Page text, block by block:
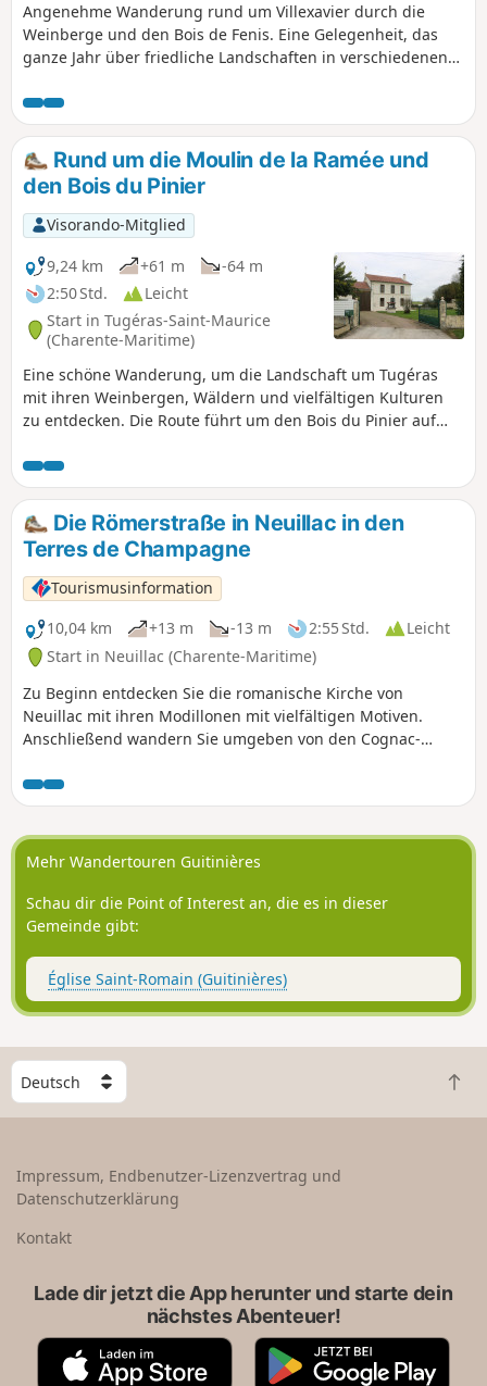
Angenehme Wanderung rund um Villexavier durch die
Weinberge und den Bois de Fenis. Eine Gelegenheit, das
ganze Jahr über friedliche Landschaften in verschiedenen
Erbes zu entdecken. Der Weg auf beiden Seiten des Maine
verschönert das Ende der Strecke.
Rund um die Moulin de la Ramée und
den Bois du Pinier
Visorando-Mitglied
9,24 km
+61 m
-64 m
2:50 Std.
Leicht
Start in Tugéras-Saint-Maurice
(Charente-Maritime)
Eine schöne Wanderung, um die Landschaft um Tugéras
mit ihren Weinbergen, Wäldern und vielfältigen Kulturen
zu entdecken. Die Route führt um den Bois du Pinier auf
Landschaften.
Die Römerstraße in Neuillac in den
Terres de Champagne
Tourismusinformation
10,04 km
+13 m -13 m 2:55 Std.
Leicht
Start in Neuillac (Charente-Maritime)
Zu Beginn entdecken Sie die romanische Kirche von
Neuillac mit ihren Modillonen mit vielfältigen Motiven.
Anschließend wandern Sie umgeben von den Cognac-
schönen Bürgerhaus vorbei, das vom Aufschwung des
Weinbaus im 19. Jahrhundert zeugt. Nachdem Sie den
Noblat überquert haben, gelangen Sie in ein bewaldetes
Gebiet, in dem ein Abschnitt der Römerstraße freigelegt
gesäumten Wegen Neuillac erreichen.
Mehr Wandertouren Guitinières
Schau dir die Point of Interest an, die es in dieser
Gemeinde gibt:
Église Saint-Romain (Guitinières)
W
ä
h
e
n
Z
u
Impressum, Endbenutzer-Lizenzvertrag und
Datenschutzerklärung
Kontakt
Lade dir jetzt die App herunter und starte dein
nächstes Abenteuer!
A
G